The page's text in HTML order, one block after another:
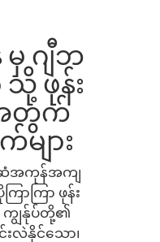
မှ ဂျီဘ
ဖုန်း
အတွက်
များ
ဆံအကုန်အကျ
ြာကြာ ဖုန်း
ကျွန်ုပ်တို့၏
လဲနိုင်သော၊